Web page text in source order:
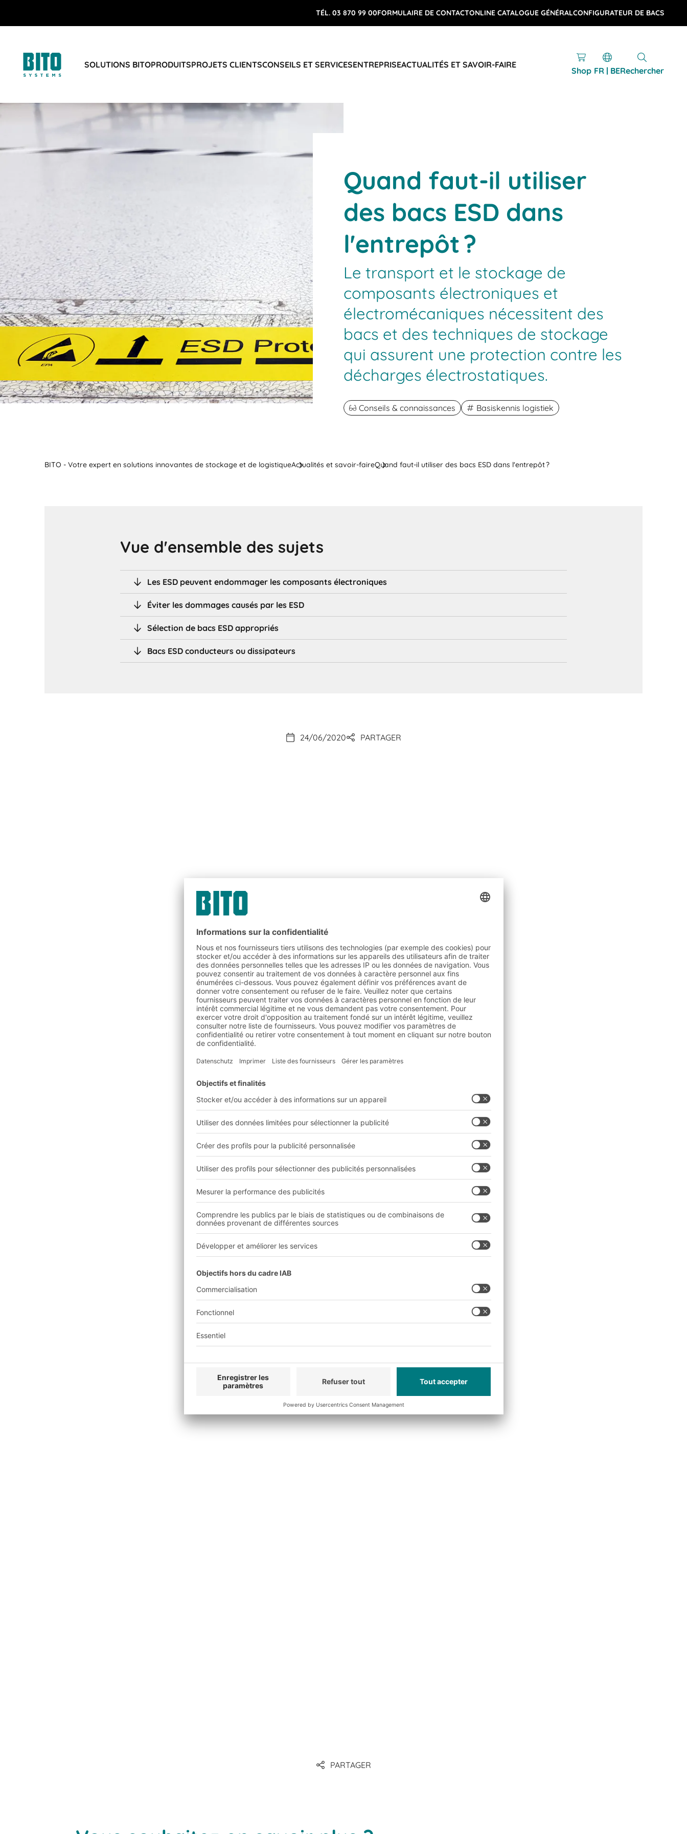
TÉL. 03 870 99 00FORMULAIRE DE CONTACTONLINE CATALOGUE GÉNÉRALCONFIGURATEUR DE BACS
SOLUTIONS BITOPRODUITSPROJETS CLIENTSCONSEILS ET SERVICESENTREPRISEACTUALITÉS ET SAVOIR-FAIRE
Shop FR | BERechercher
Quand faut-il utiliser
des bacs ESD dans
l'entrepôt ?
Le transport et le stockage de
composants électroniques et
électromécaniques nécessitent des
bacs et des techniques de stockage
qui assurent une protection contre les
décharges électrostatiques.
Conseils & connaissances Basiskennis logistiek
BITO - Votre expert en solutions innovantes de stockage et de logistiqueActualités et savoir-faireQuand faut-il utiliser des bacs ESD dans l'entrepôt ?
Vue d'ensemble des sujets
Les ESD peuvent endommager les composants électroniques
Éviter les dommages causés par les ESD
Sélection de bacs ESD appropriés
Bacs ESD conducteurs ou dissipateurs
24/06/2020 PARTAGER
Il convient d'éviter de charger les personnes, les objets et les composants, en dérivant le courant et en mettant
Il faut également éviter les décharges rapides et les charges électriques existantes doivent être dissipées
lentement, par exemple via une résistance électrique élevée.
PARTAGER